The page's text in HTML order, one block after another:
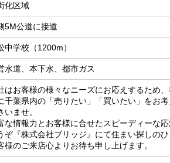
化区域
5M公道に接道
中学校（1200m）
水道、本下水、都市ガス
はお客様の様々なニーズにお応えするため
千葉県内の「売りたい」「買いたい」をお
いませ。
な情報力とお客様に合せたスピーディーな応
ぞ『株式会社ブリッジ』にて住まい探しの
様のご来店心よりお待ち申し上げます。